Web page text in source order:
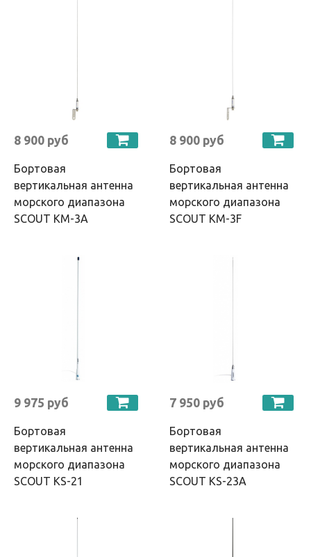
8 900 руб
Бортовая
вертикальная антенна
морского диапазона
SCOUT KM-3A
8 900 руб
Бортовая
вертикальная антенна
морского диапазона
SCOUT KM-3F
9 975 руб
Бортовая
вертикальная антенна
морского диапазона
SCOUT KS-21
7 950 руб
Бортовая
вертикальная антенна
морского диапазона
SCOUT KS-23A